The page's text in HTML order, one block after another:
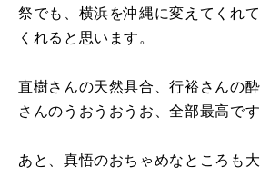
祭でも、横浜を沖縄に変えてくれ
くれると思います。
直樹さんの天然具合、行裕さんの
さんのうおうおうお、全部最高です
あと、真悟のおちゃめなところも大